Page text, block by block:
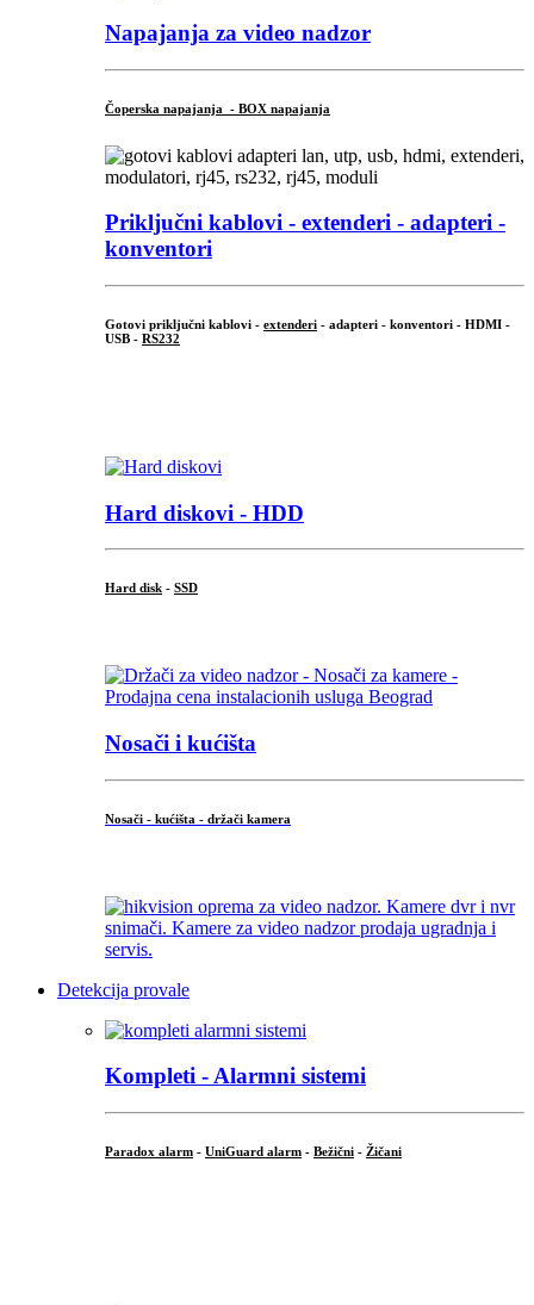
Napajanja za video nadzor
Čoperska napajanja - BOX napajanja
Priključni kablovi - extenderi - adapteri -
konventori
Gotovi priključni kablovi - extenderi - adapteri - konventori - HDMI -
USB - RS232
Hard diskovi - HDD
Hard disk - SSD
Nosači i kućišta
Nosači - kućišta - držači kamera
Detekcija provale
Kompleti - Alarmni sistemi
Paradox alarm - UniGuard alarm - Bežični - Žičani